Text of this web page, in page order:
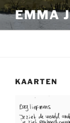
Ga
naar
de
EMMA
KAARTEN